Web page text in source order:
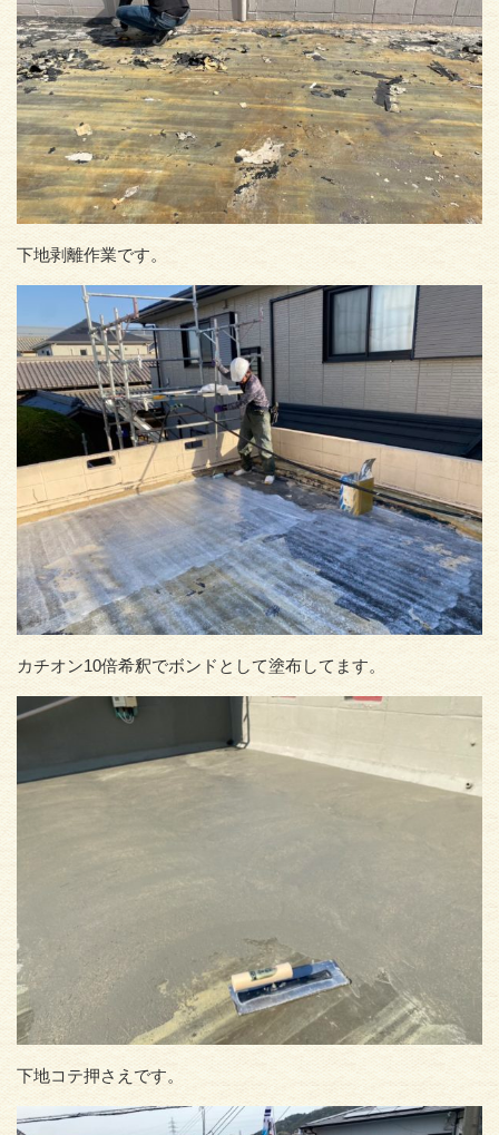
下地剥離作業です。
カチオン10倍希釈でボンドとして塗布してます。
下地コテ押さえです。